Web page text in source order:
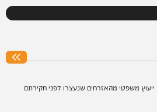
משפטי מהאזרחים שנעצרו לפני חקירתם